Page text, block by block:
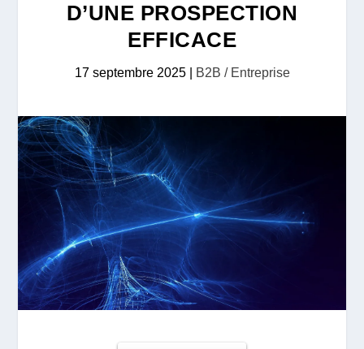
D’UNE PROSPECTION
EFFICACE
17 septembre 2025| B2B / Entreprise